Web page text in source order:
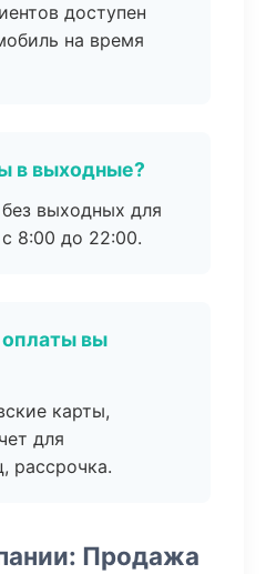
доступен
на время
в выходные?
выходных для
8:00 до 22:00.
вы
карты,
для
рассрочка.
Продажа